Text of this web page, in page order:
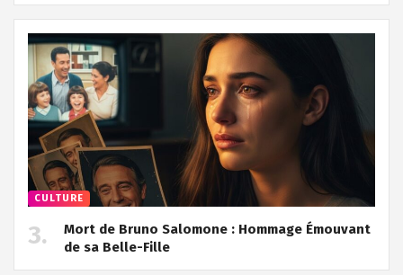
CULTURE
Mort de Bruno Salomone : Hommage Émouvant
de sa Belle-Fille